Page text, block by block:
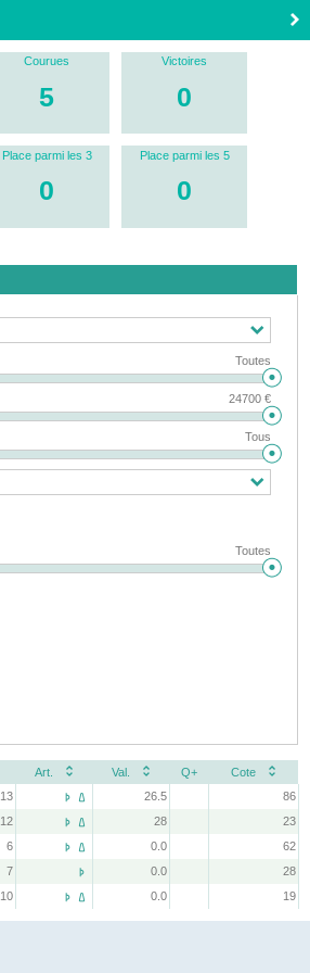
Courues
5
Victoires
0
Place parmi les 3
0
Place parmi les 5
0
Toutes
24700 €
Tous
Toutes
Art. Val. Q+
Cote
13 
 26.5
86
12 
 28
23
6 
 0.0
62
7  0.0
28
10 
 0.0 19